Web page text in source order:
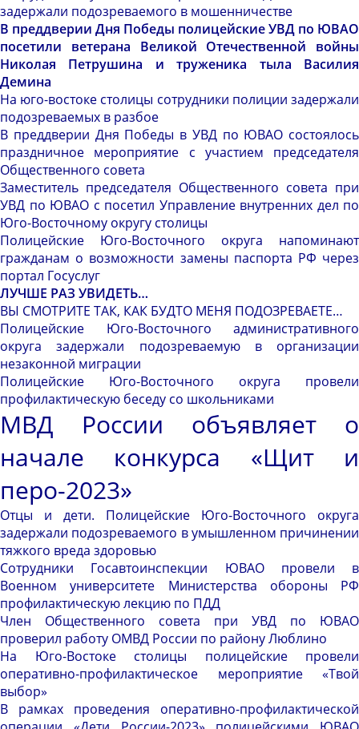
задержали подозреваемого в мошенничестве
В преддверии Дня Победы полицейские УВД по ЮВАО
посетили ветерана Великой Отечественной войны
Николая Петрушина и труженика
тыла Василия
Демина
На юго-востоке столицы сотрудники полиции задержали
подозреваемых в разбое
В преддверии Дня Победы в УВД по ЮВАО состоялось
праздничное мероприятие с участием председателя
Общественного совета
Заместитель председателя Общественного совета при
УВД по ЮВАО с посетил Управление внутренних дел по
Юго-Восточному округу столицы
Полицейские Юго-Восточного округа напоминают
гражданам о возможности замены паспорта РФ через
портал Госуслуг
ЛУЧШЕ РАЗ УВИДЕТЬ…
ВЫ СМОТРИТЕ ТАК, КАК БУДТО МЕНЯ ПОДОЗРЕВАЕТЕ…
Полицейские Юго-Восточного административного
округа задержали подозреваемую в организации
незаконной миграции
Полицейские Юго-Восточного округа провели
профилактическую беседу со школьниками
МВД России объявляет о
начале конкурса «Щит и
перо-2023»
Отцы и дети. Полицейские Юго-Восточного округа
задержали подозреваемого в умышленном причинении
тяжкого вреда здоровью
Сотрудники Госавтоинспекции ЮВАО провели в
Военном университете Министерства обороны РФ
профилактическую лекцию по ПДД
Член Общественного совета при УВД по ЮВАО
проверил работу ОМВД России по району Люблино
На Юго-Востоке столицы полицейские провели
оперативно-профилактическое мероприятие «Твой
выбор»
В рамках проведения оперативно-профилактической